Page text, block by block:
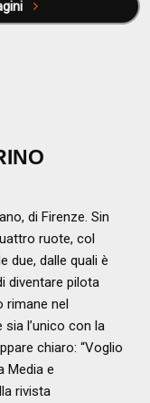
immagini
di Firenze. Sin
ruote, col
due, dalle quali è
diventare pilota
rimane nel
l’unico con la
chiaro: “Voglio
Media e
rivista